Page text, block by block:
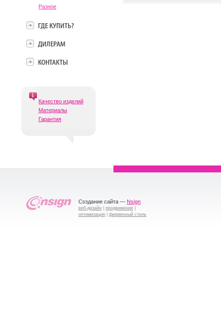
Разное
Качество изделий
Материалы
Гарантия
Создание сайта — Nsign
веб-дизайн продвижение
оптимизация
фирменный стиль